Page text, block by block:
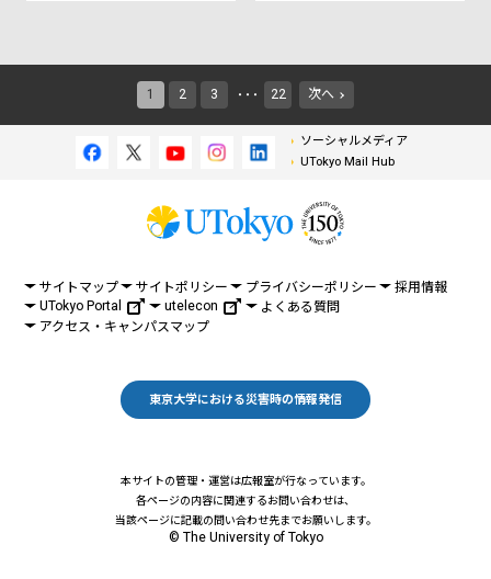
1 2 3 ・・・ 22 次へ
ソーシャルメディア
UTokyo Mail Hub
サイトマップ サイトポリシー プライバシーポリシー
採用情報
UTokyo Portal
utelecon
よくある質問
アクセス・キャンパスマップ
東京大学における災害時の情報発信
本サイトの管理・運営は広報室が行なっています。
各ページの内容に関連するお問い合わせは、
当該ページに記載の問い合わせ先までお願いします。
© The University of Tokyo